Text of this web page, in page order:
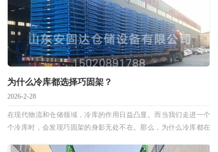
为什么冷库都选择巧固架？
2026-2-28
在现代物流和仓储领域，冷库的作用日益凸显。而当我们走进一个
个冷库时，会发现巧固架的身影无处不在。那么，为什么冷库都在